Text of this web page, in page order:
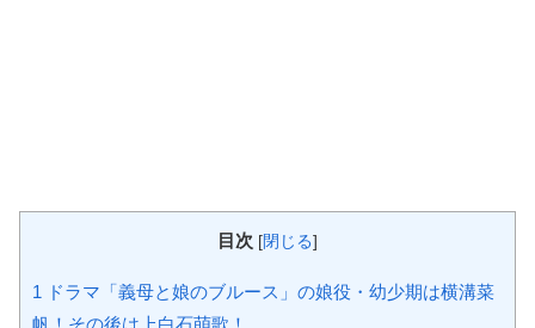
目次 [閉じる]
1 ドラマ「義母と娘のブルース」の娘役・幼少期は横溝菜
帆！その後は上白石萌歌！